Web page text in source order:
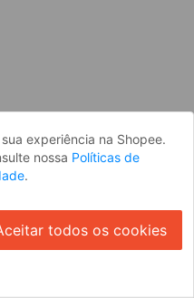
experiência na Shopee.
nossa Políticas de
.
todos os cookies